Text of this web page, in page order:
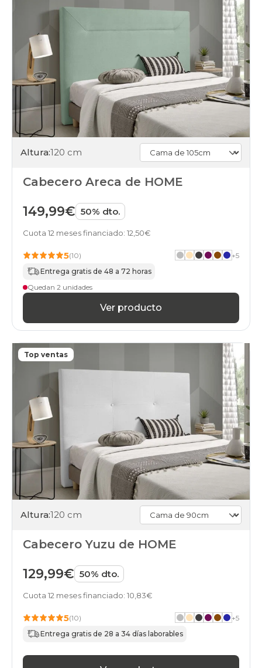
Altura:120 cm
Cabecero Areca de HOME
149,99€ 50% dto.
Cuota 12 meses financiado: 12,50€
5(10) +5
Entrega gratis de 48 a 72 horas
Quedan 2 unidades
Ver producto
Top ventas
Altura:120 cm
Cabecero Yuzu de HOME
129,99€ 50% dto.
Cuota 12 meses financiado: 10,83€
5(10) +5
Entrega gratis de 28 a 34 días laborables